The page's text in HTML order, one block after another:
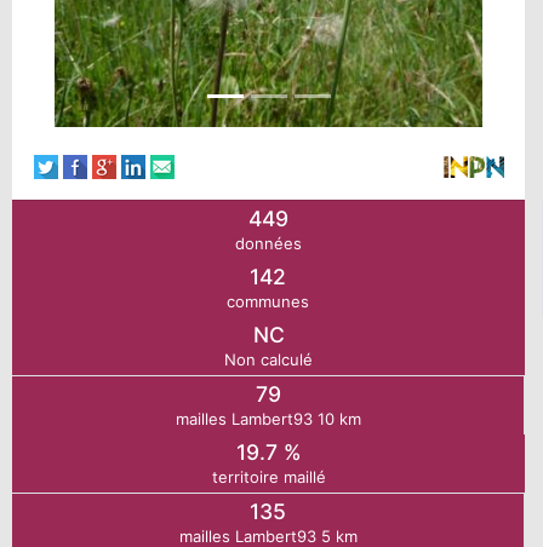
449
données
142
communes
NC
Non calculé
79
mailles Lambert93 10 km
19.7 %
territoire maillé
135
mailles Lambert93 5 km